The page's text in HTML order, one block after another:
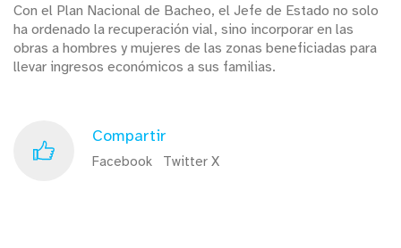
Con el Plan Nacional de Bacheo, el Jefe de Estado no solo
ha ordenado la recuperación vial, sino incorporar en las
obras a hombres y mujeres de las zonas beneficiadas para
llevar ingresos económicos a sus familias.
Compartir
Facebook Twitter X